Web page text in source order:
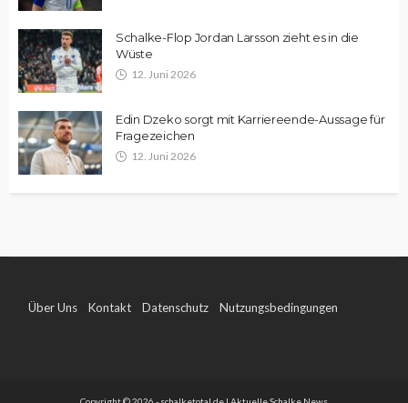
Schalke-Flop Jordan Larsson zieht es in die
Wüste
12. Juni 2026
Edin Dzeko sorgt mit Karriereende-Aussage für
Fragezeichen
12. Juni 2026
Über Uns Kontakt Datenschutz Nutzungsbedingungen